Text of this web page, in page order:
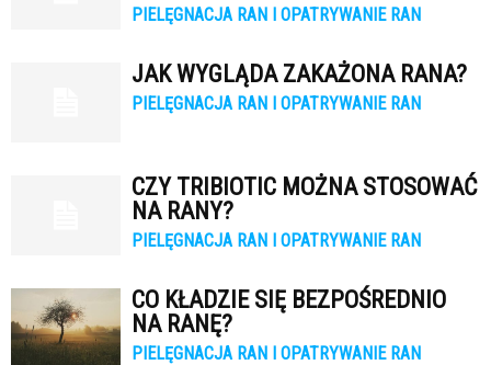
PIELĘGNACJA RAN I OPATRYWANIE RAN
JAK WYGLĄDA ZAKAŻONA RANA?
PIELĘGNACJA RAN I OPATRYWANIE RAN
CZY TRIBIOTIC MOŻNA STOSOWAĆ
NA RANY?
PIELĘGNACJA RAN I OPATRYWANIE RAN
CO KŁADZIE SIĘ BEZPOŚREDNIO
NA RANĘ?
PIELĘGNACJA RAN I OPATRYWANIE RAN